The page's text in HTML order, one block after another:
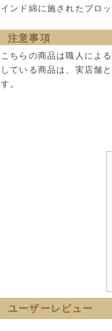
インド綿に施されたブロ
注意事項
こちらの商品は職人によ
している商品は、実店舗
す。
ユーザーレビュー